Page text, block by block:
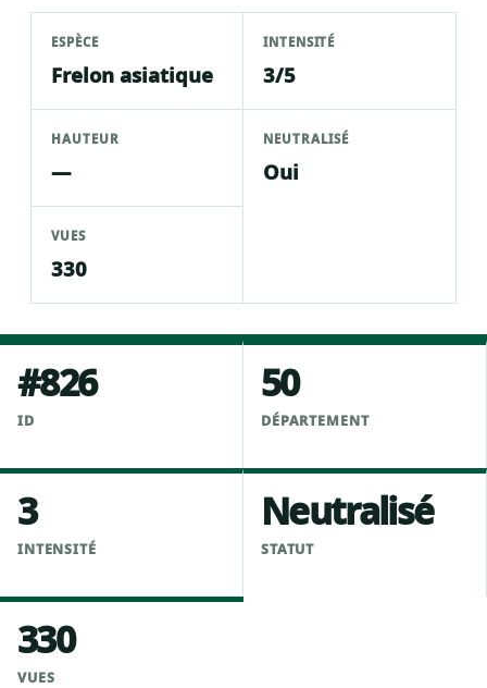
ESPÈCE
Frelon asiatique
INTENSITÉ
3/5
HAUTEUR
—
NEUTRALISÉ
Oui
VUES
330
#826
ID
50
DÉPARTEMENT
3
INTENSITÉ
Neutralisé
STATUT
330
VUES